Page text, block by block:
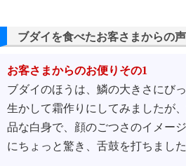
ブダイを食べたお客さまからの声
お客さまからのお便りその1
ブダイのほうは、鱗の大きさにび
生かして霜作りにしてみましたが
品な白身で、顔のごつさのイメー
にちょっと驚き、舌鼓を打ちました